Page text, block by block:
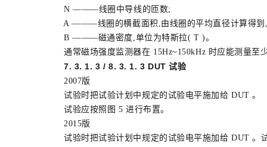
N ———线圈中导线的匝数;
A ———线圈的横截面积,由线圈的平均直径计算得到,
B ———磁通密度,单位为特斯拉( T )。
通常磁场强度监测器在 15Hz~150kHz 时应能测量至
7. 3. 1. 3 / 8. 3. 1. 3 DUT 试验
2007版
试验时把试验计划中规定的试验电平施加给 DUT 。
试验应按照图 5 进行布置。
2015版
试验时把试验计划中规定的试验电平施加给 DUT 。